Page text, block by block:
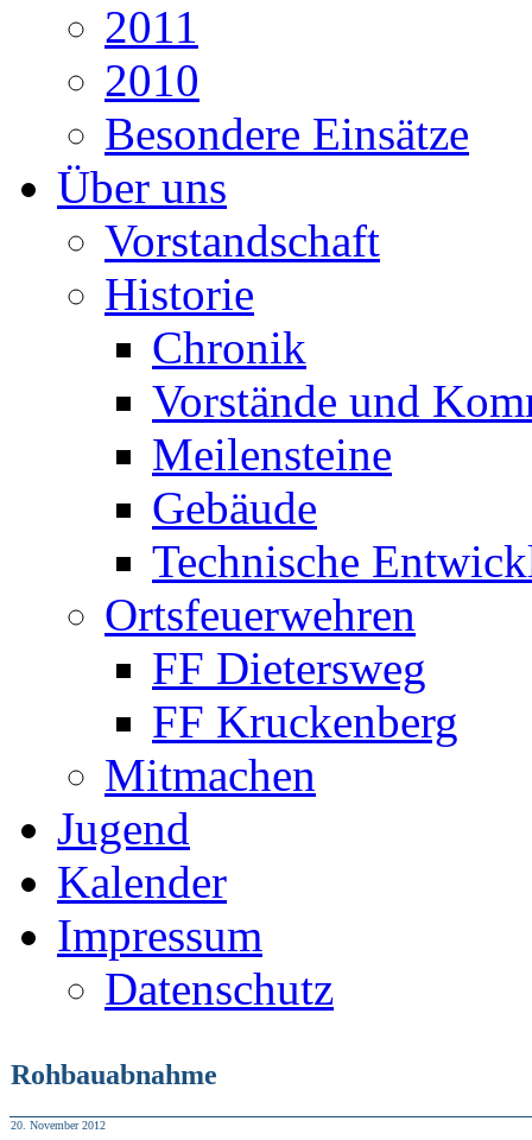
2011
2010
Besondere Einsätze
Über uns
Vorstandschaft
Historie
Chronik
Vorstände und
Meilensteine
Gebäude
Technische
Ortsfeuerwehren
FF Dietersweg
FF Kruckenberg
Mitmachen
Jugend
Kalender
Impressum
Datenschutz
Rohbauabnahme
20. November 2012